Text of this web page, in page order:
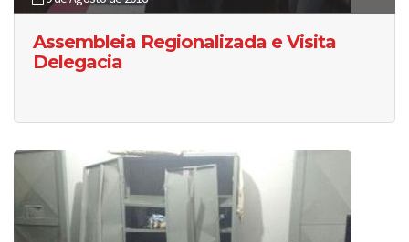
Assembleia Regionalizada e Visita
Delegacia